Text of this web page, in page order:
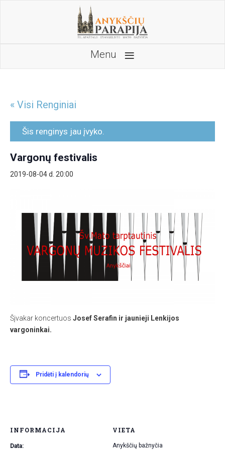
Menu ≡
« Visi Renginiai
Šis renginys jau įvyko.
Vargonų festivalis
2019-08-04 d. 20:00
Šįvakar koncertuos Josef Serafin ir jaunieji Lenkijos
vargoninkai.
Pridėti į kalendorių
INFORMACIJA
Data:
VIETA
Anykščių bažnyčia